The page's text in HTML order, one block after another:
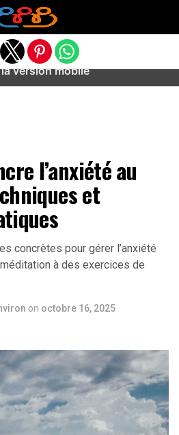
modifier '/' in
aideanxietestress.fr/
views/includes/class-bots.php
l’anxiété au
et
concrètes pour gérer l’anxiété
à des exercices de
on octobre 16, 2025
version mobile